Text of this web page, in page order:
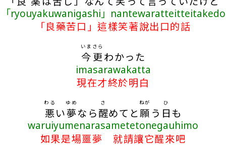
「ryouyakuwanigashi」nantewaratteitteitakedo
「良藥苦口」這樣笑著說出口的話
今
いま
更
さら
わかった
imasarawakatta
現在才終於明白
悪
わる
い夢
ゆめ
なら醒
さ
めてと願
ねが
う 日
ひ
も
waruiyumenarasametetonegauhimo
如果是場噩夢 就請讓它醒來吧